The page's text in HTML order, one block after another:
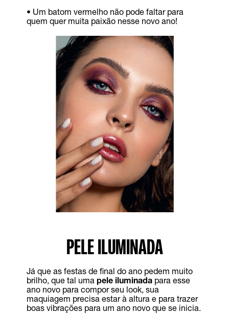
• Um batom vermelho não pode faltar para
quem quer muita paixão nesse novo ano!
PELE ILUMINADA
Já que as festas de final do ano pedem muito
brilho, que tal uma pele iluminadapara esse
ano novo para compor seu look, sua
maquiagem precisa estar à altura e para trazer
boas vibrações para um ano novo que se inicia.